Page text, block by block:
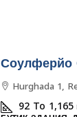
Hurghada 1,
92 To 1,165